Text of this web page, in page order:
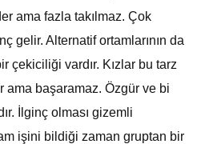
ama fazla takılmaz. Çok
gelir. Alternatif ortamlarının da
çekiciliği vardır. Kızlar bu tarz
ama başaramaz. Özgür ve bi
İlginç olması gizemli
işini bildiği zaman gruptan bir